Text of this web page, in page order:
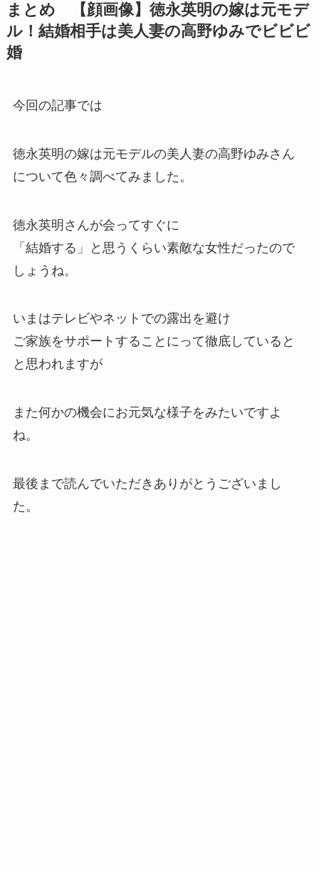
まとめ 【顔画像】徳永英明の嫁は元モデ
ル！結婚相手は美人妻の高野ゆみでビビビ
婚
今回の記事では
徳永英明の嫁は元モデルの美人妻の高野ゆみさん
について色々調べてみました。
徳永英明さんが会ってすぐに
「結婚する」と思うくらい素敵な女性だったので
しょうね。
いまはテレビやネットでの露出を避け
ご家族をサポートすることにって徹底していると
と思われますが
また何かの機会にお元気な様子をみたいですよ
ね。
最後まで読んでいただきありがとうございまし
た。